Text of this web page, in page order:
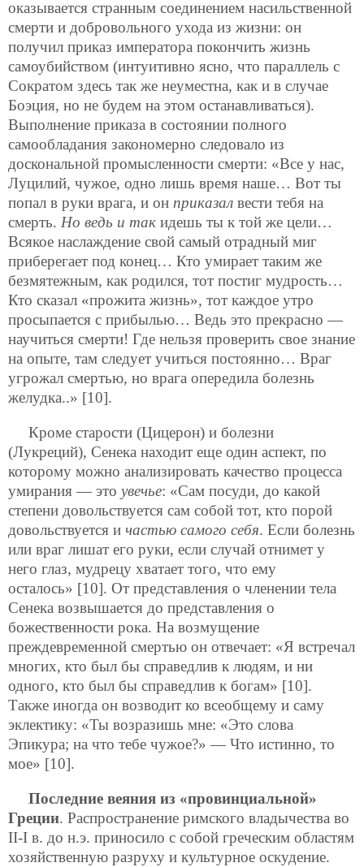
оказывается странным соединением насильственной
смерти и добровольного ухода из жизни: он
получил приказ императора покончить жизнь
самоубийством (интуитивно ясно, что параллель с
Сократом здесь так же неуместна, как и в случае
Боэция, но не будем на этом останавливаться).
Выполнение приказа в состоянии полного
самообладания закономерно следовало из
доскональной промысленности смерти: «Все у нас,
Луцилий, чужое, одно лишь время наше… Вот ты
попал в руки врага, и он приказал вести тебя на
смерть. Но ведь и так идешь ты к той же цели…
Всякое наслаждение свой самый отрадный миг
приберегает под конец… Кто умирает таким же
безмятежным, как родился, тот постиг мудрость…
Кто сказал «прожита жизнь», тот каждое утро
просыпается с прибылью… Ведь это прекрасно —
научиться смерти! Где нельзя проверить свое знание
на опыте, там следует учиться постоянно… Враг
угрожал смертью, но врага опередила болезнь
желудка..» [10].
Кроме старости (Цицерон) и болезни
(Лукреций), Сенека находит еще один аспект, по
которому можно анализировать качество процесса
умирания — это увечье: «Сам посуди, до какой
степени довольствуется сам собой тот, кто порой
довольствуется и частью самого себя. Если болезнь
или враг лишат его руки, если случай отнимет у
него глаз, мудрецу хватает того, что ему
осталось» [10]. От представления о членении тела
Сенека возвышается до представления о
божественности рока. На возмущение
преждевременной смертью он отвечает: «Я встречал
многих, кто был бы справедлив к людям, и ни
одного, кто был бы справедлив к богам» [10].
Также иногда он возводит ко всеобщему и саму
эклектику: «Ты возразишь мне: «Это слова
Эпикура; на что тебе чужое?» — Что истинно, то
мое» [10].
Последние веяния из «провинциальной»
Греции. Распространение римского владычества во
II-I в. до н.э. приносило с собой греческим областям
хозяйственную разруху и культурное оскудение.